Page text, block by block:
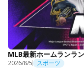
MLB最新ホームランラ
2026/8/5 スポーツ